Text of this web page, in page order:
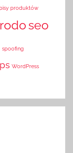
produktów
rodo seo
spoofing
WordPress